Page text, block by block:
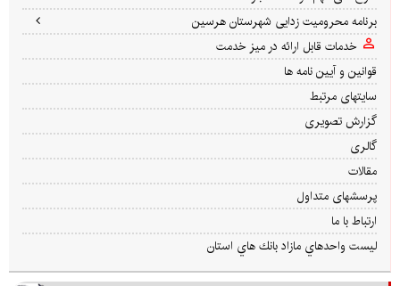
برنامه محرومیت زدایی شهرستان هرسین
خدمات قابل ارائه در میز خدمت
قوانین و آیین نامه ها
سایتهای مرتبط
گزارش تصویری
گالری
مقالات
پرسشهای متداول
ارتباط با ما
ليست واحدهاي مازاد بانك هاي استان